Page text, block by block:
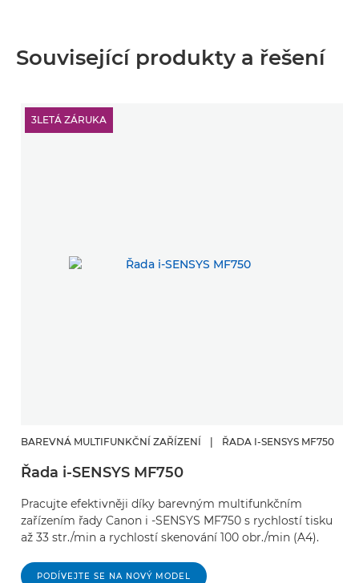
Související produkty a řešení
3LETÁ ZÁRUKA
BAREVNÁ MULTIFUNKČNÍ ZAŘÍZENÍ ŘADA I-SENSYS MF750
Řada i-SENSYS MF750
Pracujte efektivněji díky barevným multifunkčním
zařízením řady Canon i -SENSYS MF750 s rychlostí tisku
až 33 str./min a rychlostí skenování 100 obr./min (A4).
PODÍVEJTE SE NA NOVÝ MODEL